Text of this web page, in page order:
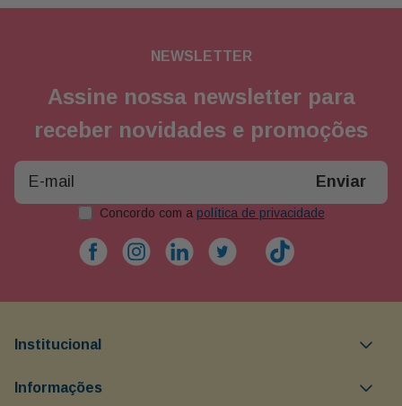
NEWSLETTER
Assine nossa newsletter para
receber novidades e promoções
Enviar
Concordo com a política de privacidade
Institucional
Informações